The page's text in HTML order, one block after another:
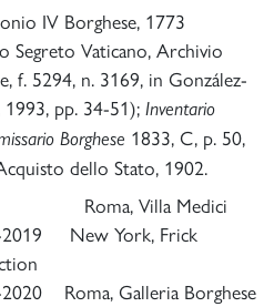
IV Borghese, 1773
Segreto Vaticano, Archivio
f. 5294, n. 3169, in González-
1993, pp. 34-51); Inventario
Borghese 1833, C, p. 50,
dello Stato, 1902.
Roma, Villa Medici
2019 New York, Frick
Roma, Galleria Borghese